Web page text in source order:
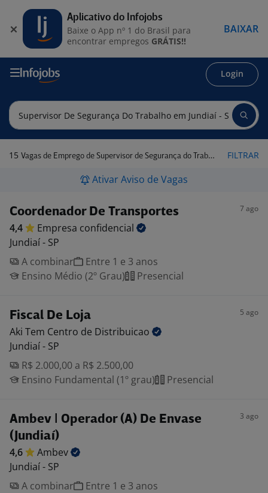
Login
15 Vagas de Emprego de Supervisor de Segurança do Trabalho em Jundiaí - SP FILTRAR
Ativar Aviso de Vagas
Coordenador De Transportes 7 ago
4,4 Empresa confidencial
Jundiaí - SP
A combinar
Entre 1 e 3 anos
Ensino Médio (2º Grau)
Presencial
Fiscal De Loja 5 ago
Aki Tem Centro de Distribuicao
Jundiaí - SP
R$ 2.000,00 a R$ 2.500,00
Ensino Fundamental (1º grau)
Presencial
Ambev | Operador (A) De Envase
(Jundiaí)
3 ago
4,6
Ambev
Jundiaí - SP
A combinar
Entre 1 e 3 anos
Aplicativo do Infojobs
Baixe o App nº 1 do Brasil para
encontrar empregos GRÁTIS!!
BAIXAR